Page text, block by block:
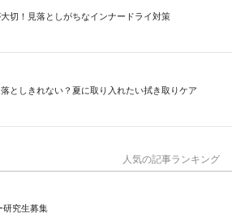
切！見落としがちなインナードライ対策
としきれない？夏に取り入れたい拭き取りケア
人気の記事ランキング
研究生募集